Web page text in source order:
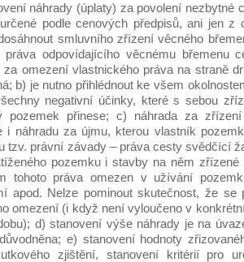
náhrady (úplaty) za povolení nezbytné
podle cenových předpisů, ani jen z
smluvního zřízení věcného
práva odpovídajícího věcnému břemenu
za omezení vlastnického práva na straně
b) je nutno přihlédnout ke všem
negativní účinky, které s sebou
pozemek přinese; c) náhrada za
i náhradu za újmu, kterou vlastník
tzv. právní závady – práva cesty svědčící
pozemku i stavby na něm
tohoto práva omezen v užívání
apod. Nelze pominout skutečnost, že se
omezení (i když není vyloučeno v
d) stanovení výše náhrady je na
e) stanovení hodnoty
zjištění, stanovení kritérií pro